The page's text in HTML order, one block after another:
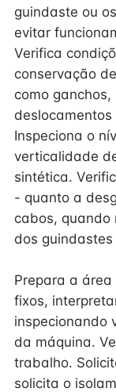
guindaste ou
evitar
Verifica
conservação
como
Inspeciona o
verticalidade
sintética.
- quanto a
cabos, quando
dos guindastes
Prepara a
fixos,
inspecionando
da máquina.
trabalho.
solicita o